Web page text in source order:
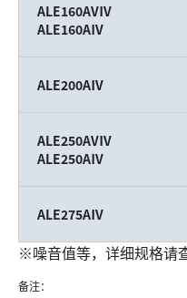
ALE160AVⅣ
ALE160AⅣ
ALE200AⅣ
ALE250AVⅣ
ALE250AⅣ
ALE275AⅣ
※噪音值等，详细规格请
备注：